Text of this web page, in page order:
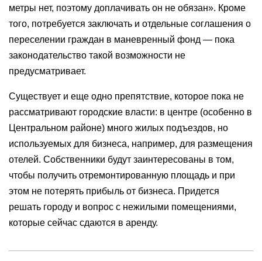
метры нет, поэтому доплачивать он не обязан». Кроме
того, потребуется заключать и отдельные соглашения о
переселении граждан в маневренный фонд — пока
законодательство такой возможности не
предусматривает.
Существует и еще одно препятствие, которое пока не
рассматривают городские власти: в центре (особенно в
Центральном районе) много жилых подъездов, но
используемых для бизнеса, например, для размещения
отелей. Собственники будут заинтересованы в том,
чтобы получить отремонтированную площадь и при
этом не потерять прибыль от бизнеса. Придется
решать городу и вопрос с нежилыми помещениями,
которые сейчас сдаются в аренду.